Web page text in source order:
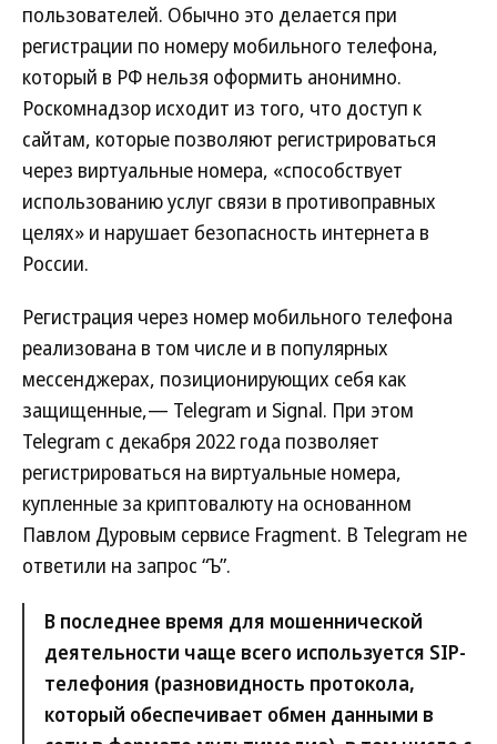
пользователей. Обычно это делается при
регистрации по номеру мобильного телефона,
который в РФ нельзя оформить анонимно.
Роскомнадзор исходит из того, что доступ к
сайтам, которые позволяют регистрироваться
через виртуальные номера, «способствует
использованию услуг связи в противоправных
целях» и нарушает безопасность интернета в
России.
Регистрация через номер мобильного телефона
реализована в том числе и в популярных
мессенджерах, позиционирующих себя как
защищенные,— Telegram и Signal. При этом
Telegram с декабря 2022 года позволяет
регистрироваться на виртуальные номера,
купленные за криптовалюту на основанном
Павлом Дуровым сервисе Fragment. В Telegram не
ответили на запрос “Ъ”.
В последнее время для мошеннической
деятельности чаще всего используется SIP-
телефония (разновидность протокола,
который обеспечивает обмен данными в